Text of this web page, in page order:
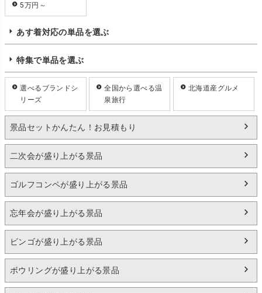
5万円～
あす着対応の単品を選ぶ
特集で単品を選ぶ
選べるブランドシ
リーズ
全国から選べる温
泉旅行
北海道産グルメ
景品セットかんたん！お見積もり
二次会が盛り上がる景品
ゴルフコンペが盛り上がる景品
忘年会が盛り上がる景品
ビンゴが盛り上がる景品
ボウリングが盛り上がる景品